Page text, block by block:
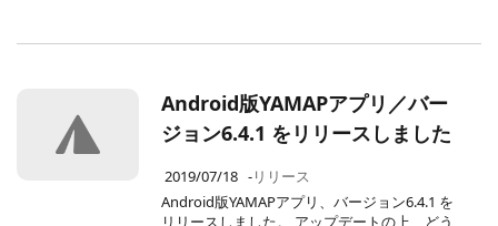
Android版YAMAPアプリ／バー
ジョン6.4.1 をリリースしました
2019/07/18 -リリース
Android版YAMAPアプリ、バージョン6.4.1 を
リリースしました。 アップデートの上、どう